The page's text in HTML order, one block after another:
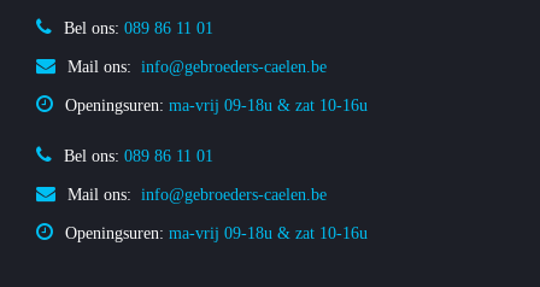
Bel ons: 089 86 11 01
Mail ons: info@gebroeders-caelen.be
Openingsuren: ma-vrij 09-18u & zat 10-16u
Bel ons: 089 86 11 01
Mail ons: info@gebroeders-caelen.be
Openingsuren: ma-vrij 09-18u & zat 10-16u